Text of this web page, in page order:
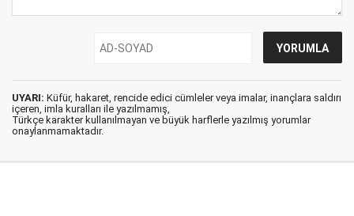
UYARI: Küfür, hakaret, rencide edici cümleler veya imalar, inançlara saldırı
içeren, imla kuralları ile yazılmamış,
Türkçe karakter kullanılmayan ve büyük harflerle yazılmış yorumlar
onaylanmamaktadır.